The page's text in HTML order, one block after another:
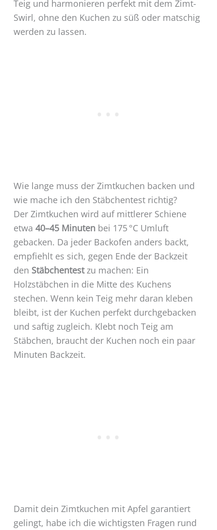
Teig und harmonieren perfekt mit dem Zimt-
Swirl, ohne den Kuchen zu süß oder matschig
werden zu lassen.
Wie lange muss der Zimtkuchen backen und
wie mache ich den Stäbchentest richtig?
Der Zimtkuchen wird auf mittlerer Schiene
etwa 40–45 Minutenbei 175 °C Umluft
gebacken. Da jeder Backofen anders backt,
empfiehlt es sich, gegen Ende der Backzeit
den Stäbchentestzu machen: Ein
Holzstäbchen in die Mitte des Kuchens
stechen. Wenn kein Teig mehr daran kleben
bleibt, ist der Kuchen perfekt durchgebacken
und saftig zugleich. Klebt noch Teig am
Stäbchen, braucht der Kuchen noch ein paar
Minuten Backzeit.
Damit dein Zimtkuchen mit Apfel garantiert
gelingt, habe ich die wichtigsten Fragen rund